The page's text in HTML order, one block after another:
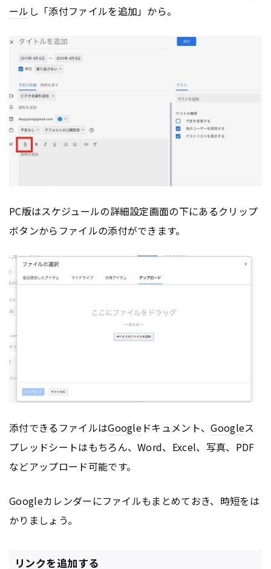
ール し「添付ファイルを追加」から。
PC版はスケジュールの詳細設定画面の下にあるクリップ
ボタンからファイルの添付ができます。
添付できるファイルはGoogleドキュメント、Googleス
プレッドシートはもちろん、Word、Excel、写真、PDF
などアップロード可能です。
Googleカレンダーにファイルもまとめておき、時短をは
かりましょう。
リンクを追加する